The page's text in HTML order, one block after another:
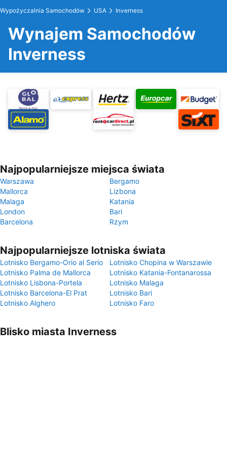
Wypożyczalnia Samochodów USA Inverness
Wynajem Samochodów
Inverness
Najpopularniejsze miejsca świata
Warszawa
Bergamo
Mallorca
Lizbona
Malaga
Katania
London
Bari
Barcelona
Rzym
Najpopularniejsze lotniska świata
Lotnisko Bergamo-Orio al Serio
Lotnisko Chopina w Warszawie
Lotnisko Palma de Mallorca
Lotnisko Katania-Fontanarossa
Lotnisko Lisbona-Portela
Lotnisko Malaga
Lotnisko Barcelona-El Prat
Lotnisko Bari
Lotnisko Alghero
Lotnisko Faro
Blisko miasta Inverness